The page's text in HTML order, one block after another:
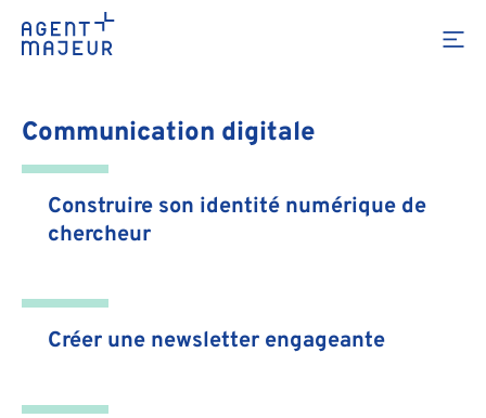
scientifique
Communication digitale
Construire son identité numérique de
chercheur
Créer une newsletter engageante